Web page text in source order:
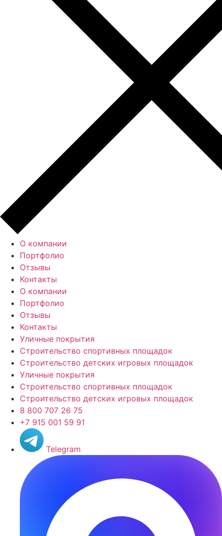
О компании
Портфолио
Отзывы
Контакты
О компании
Портфолио
Отзывы
Контакты
Уличные покрытия
Строительство спортивных площадок
Строительство детских игровых площадок
Уличные покрытия
Строительство спортивных площадок
Строительство детских игровых площадок
8 800 707 26 75
+7 915 001 59 91
Telegram